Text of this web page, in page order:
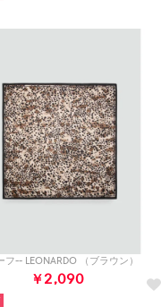
フ-- LEONARDO （ブラウン）
￥2,090